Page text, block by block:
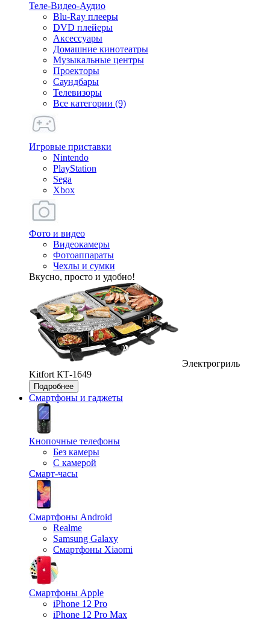
Теле-Видео-Аудио
Blu-Ray плееры
DVD плейеры
Аксессуары
Домашние кинотеатры
Музыкальные центры
Проекторы
Саундбары
Телевизоры
Все категории (9)
Игровые приставки
Nintendo
PlayStation
Sega
Xbox
Фото и видео
Видеокамеры
Фотоаппараты
Чехлы и сумки
Вкусно, просто и удобно!
Электрогриль
Kitfort КТ-1649
Подробнее
Смартфоны и гаджеты
Кнопочные телефоны
Без камеры
С камерой
Смарт-часы
Смартфоны Android
Realme
Samsung Galaxy
Смартфоны Xiaomi
Смартфоны Apple
iPhone 12 Pro
iPhone 12 Pro Max